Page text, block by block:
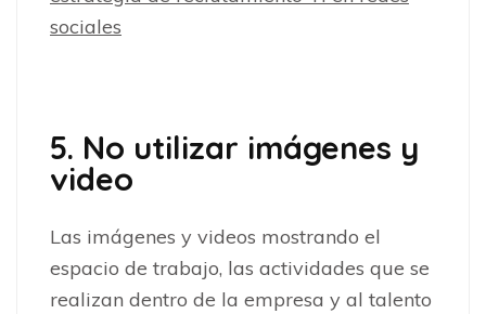
sociales
5. No utilizar imágenes y
video
Las imágenes y videos mostrando el
espacio de trabajo, las actividades que se
realizan dentro de la empresa y al talento